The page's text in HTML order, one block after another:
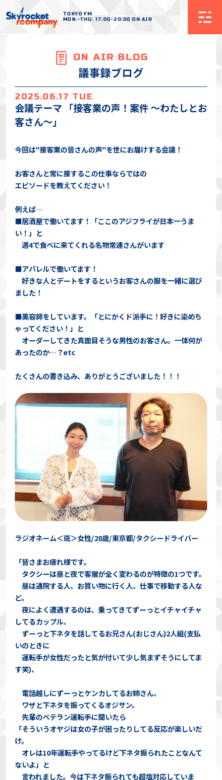
TOKYO FM
MON.-THU. 17:00-20:00 ON AIR
ON AIR BLOG
議事録ブログ
2025.06.17 TUE
会議テーマ 「接客業の声！案件 〜わたしとお
客さん〜」
今回は"接客業の皆さんの声"を世にお届けする会議！
お客さんと常に接するこの仕事ならではの
エピソードを教えてください！
例えば…
■居酒屋で働いてます！「ここのアジフライが日本一うま
い！」と
週4で食べに来てくれる名物常連さんがいます
■アパレルで働いてます！
好きな人とデートをするというお客さんの服を一緒に選び
ました！
■美容師をしています。「とにかくド派手に！好きに染めち
ゃってください！」と
オーダーしてきた真面目そうな男性のお客さん。一体何が
あったのか…？etc
たくさんの書き込み、ありがとうございました！！！
ラジオネーム＜斑＞女性/28歳/東京都/タクシードライバー
「皆さまお疲れ様です。
タクシーは昼と夜で客層が全く変わるのが特徴の1つです。
昼は通院する人、お買い物に行く人、仕事で移動する人な
ど。
夜によく遭遇するのは、乗ってきてずーっとイチャイチャ
してるカップル、
ずーっと下ネタを話してるお兄さん(おじさん)2人組(支払
いのときに
運転手が女性だったと気が付いて少し気まずそうにしてま
す笑)、
電話越しにずーっとケンカしてるお姉さん、
ワザと下ネタを振ってくるオジサン。
先輩のベテラン運転手に聞いたら
「そういうオヤジは女の子が困ったりしてる反応が楽しいだ
け。
オレは10年運転手やってるけど下ネタ振られたことなんて
ないよ」と
言われました。今は下ネタ振られても超塩対応していま